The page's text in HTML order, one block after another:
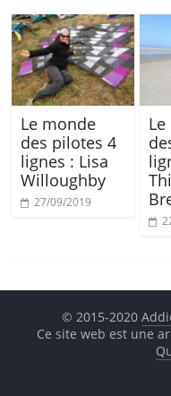
Le monde
des pilotes 4
lignes : Lisa
Willoughby
27/09/2019
© 2015-2020
Ce site web est une